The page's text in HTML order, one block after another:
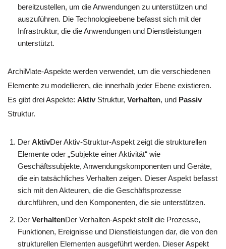
bereitzustellen, um die Anwendungen zu unterstützen und
auszuführen. Die Technologieebene befasst sich mit der
Infrastruktur, die die Anwendungen und Dienstleistungen
unterstützt.
ArchiMate-Aspekte werden verwendet, um die verschiedenen
Elemente zu modellieren, die innerhalb jeder Ebene existieren.
Es gibt drei Aspekte: Aktiv Struktur, Verhalten, und Passiv
Struktur.
Der AktivDer Aktiv-Struktur-Aspekt zeigt die strukturellen
Elemente oder „Subjekte einer Aktivität“ wie
Geschäftssubjekte, Anwendungskomponenten und Geräte,
die ein tatsächliches Verhalten zeigen. Dieser Aspekt befasst
sich mit den Akteuren, die die Geschäftsprozesse
durchführen, und den Komponenten, die sie unterstützen.
Der VerhaltenDer Verhalten-Aspekt stellt die Prozesse,
Funktionen, Ereignisse und Dienstleistungen dar, die von den
strukturellen Elementen ausgeführt werden. Dieser Aspekt